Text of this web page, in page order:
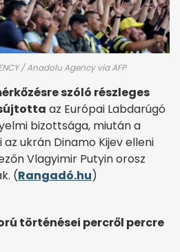
/ Anadolu Agency via AFP
szóló részleges
az Európai Labdarúgó
bizottsága, miután a
ukrán Dinamo Kijev elleni
Vlagyimir Putyin orosz
(Rangadó.hu)
történései percről percre